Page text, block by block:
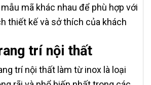
mã khác nhau để phù hợp với
thiết kế và sở thích của khách
trí nội thất
trí nội thất làm từ inox là loại